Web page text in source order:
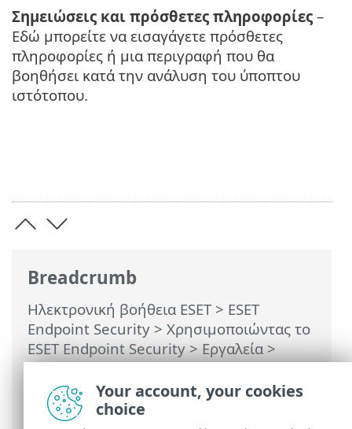
Breadcrumb
Ηλεκτρονική βοήθεια ESET> ESET
Endpoint Security > Χρησιμοποιώντας το
ESET Endpoint Security>Εργαλεία>
Υποβολή δειγμάτων για ανάλυση>
Επιλογή δείγματος για ανάλυση -
Ύποπτος ιστότοπος
Σημειώσεις και πρόσθετες πληροφορίες –
Εδώ μπορείτε να εισαγάγετε πρόσθετες
πληροφορίες ή μια περιγραφή που θα
βοηθήσει κατά την ανάλυση του ύποπτου
ιστότοπου.
Your account, your cookies
choice